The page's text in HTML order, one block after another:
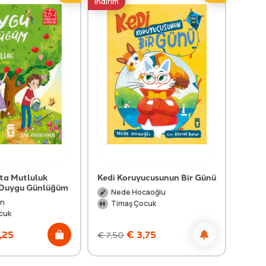
Mutluluk
Günlüğüm
Kedi Koruyucusunun Bir Günü
Nede Hocaoğlu
Timaş Çocuk
€7,50 € 3,75